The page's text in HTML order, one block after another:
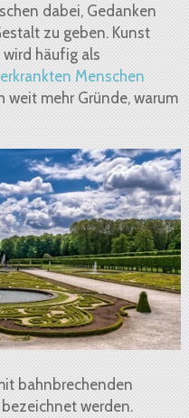
dabei, Gedanken
zu geben. Kunst
häufig als
Menschen
weit mehr Gründe, warum
bahnbrechenden
werden.